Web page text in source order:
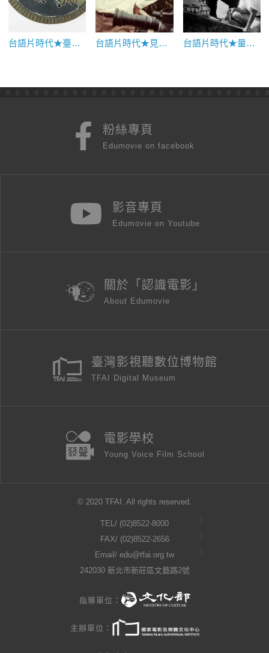
台語片時代★臺灣也曾有過夢工廠？玉峯影業湖山製片廠的故事 台語片時代★見證臺灣影史的辛奇導演 台語片時代★量產的拍攝模式：李泉溪與金山電影製片廠
粉絲專頁
Edumovie on facebook
影音專頁
Edumovie on Youtube
關於「認識電影」
About Edumovie
臺灣影視聽數位博物館
TFAI Digital Museum
電影學校
Young Voice Film School
© 2020 TFAI. All rights reserved.
TEL/ (02)8522-8000
FAX/ (02)8522-2656
Email/ edu@tfai.org.tw
242030 新北市新莊區文藝路2號
指導單位：
主辦單位：